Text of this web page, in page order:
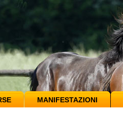
MANIFESTAZIONI